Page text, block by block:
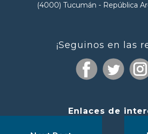
(4000) Tucumán - República
¡Seguinos en las
Enlaces de